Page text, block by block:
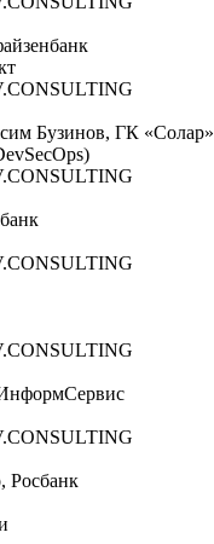
Бузинов, ГК «Солар»
Росбанк